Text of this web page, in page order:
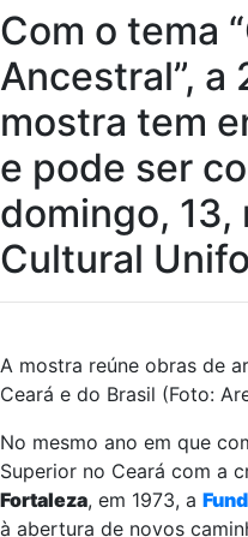
Com o tema
Ancestral”, a
mostra tem
e pode ser
domingo, 13,
Cultural
A mostra reúne obras de
Ceará e do Brasil (Foto:
No mesmo ano em que
Superior no Ceará com a
Fortaleza, em 1973, a
à abertura de novos